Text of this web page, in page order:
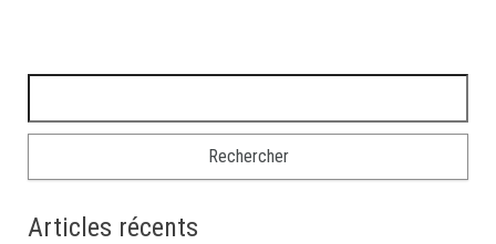
Articles récents